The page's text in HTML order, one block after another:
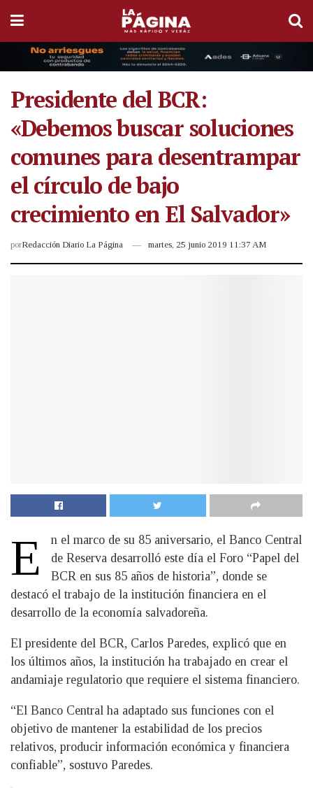
Presidente del BCR:
«Debemos buscar soluciones
comunes para desentrampar
el círculo de bajo
crecimiento en El Salvador»
porRedacción Diario La Página martes, 25 junio 2019 11:37 AM
E
n el marco de su 85 aniversario, el Banco Central
de Reserva desarrolló este día el Foro “Papel del
BCR en sus 85 años de historia”, donde se
destacó el trabajo de la institución financiera en el
desarrollo de la economía salvadoreña.
El presidente del BCR, Carlos Paredes, explicó que en
los últimos años, la institución ha trabajado en crear el
andamiaje regulatorio que requiere el sistema financiero.
“El Banco Central ha adaptado sus funciones con el
objetivo de mantener la estabilidad de los precios
relativos, producir información económica y financiera
confiable”, sostuvo Paredes.